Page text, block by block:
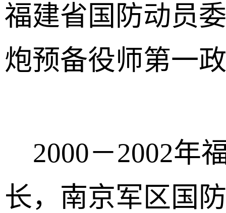
福建省国防动员
炮预备役师第一
2000－2002年
长，南京军区国